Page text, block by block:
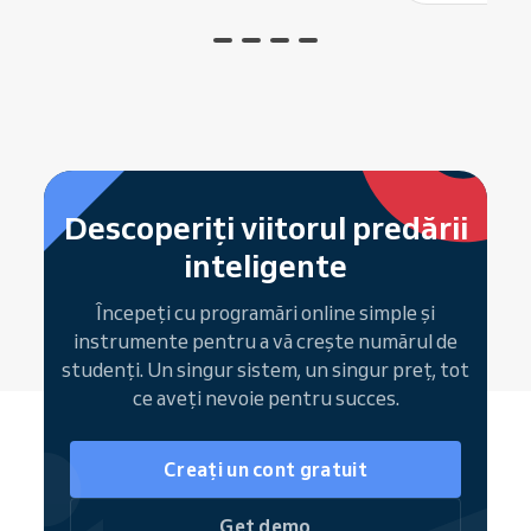
Descoperiți viitorul predării
inteligente
Începeți cu programări online simple și
instrumente pentru a vă crește numărul de
studenți. Un singur sistem, un singur preț, tot
ce aveți nevoie pentru succes.
Creați un cont gratuit